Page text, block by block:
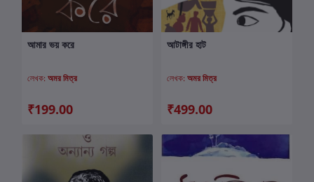
কার্টে যোগ করুন
আমার ভয় করে
লেখক: অমর মিত্র
₹199.00
কার্টে যোগ করুন
আটাঙ্গীর হাট
লেখক: অমর মিত্র
₹499.00